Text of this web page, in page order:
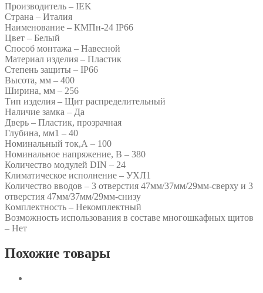
Производитель – IEK
Страна – Италия
Наименование – КМПн-24 IP66
Цвет – Белый
Способ монтажа – Навесной
Материал изделия – Пластик
Степень защиты – IP66
Высота, мм – 400
Ширина, мм – 256
Тип изделия – Щит распределительный
Наличие замка – Да
Дверь – Пластик, прозрачная
Глубина, мм1 – 40
Номинальный ток,А – 100
Номинальное напряжение, В – 380
Количество модулей DIN – 24
Климатическое исполнение – УХЛ1
Количество вводов – 3 отверстия 47мм/37мм/29мм-сверху и 3
отверстия 47мм/37мм/29мм-снизу
Комплектность – Некомплектный
Возможность использования в составе многошкафных щитов
– Нет
Похожие товары